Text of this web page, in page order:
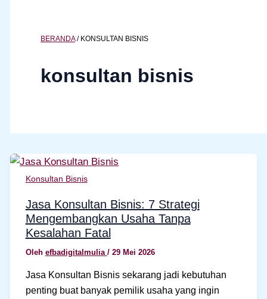
BERANDA/ KONSULTAN BISNIS
konsultan bisnis
Konsultan Bisnis
Jasa Konsultan Bisnis: 7 Strategi
Mengembangkan Usaha Tanpa
Kesalahan Fatal
Oleh efbadigitalmulia / 29 Mei 2026
Jasa Konsultan Bisnis sekarang jadi kebutuhan
penting buat banyak pemilik usaha yang ingin